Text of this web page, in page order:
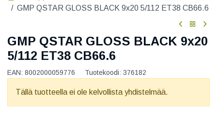
GMP QSTAR GLOSS BLACK 9x20 5/112 ET38 CB66.6
GMP QSTAR GLOSS BLACK 9x20
5/112 ET38 CB66.6
EAN: 8002000059776 Tuotekoodi: 376182
Tällä tuotteella ei ole kelvollista yhdistelmää.